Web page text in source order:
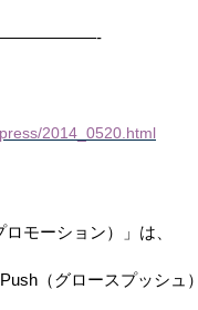
2014_0520.html
ロモーション）」 は、
（グロースプッシュ